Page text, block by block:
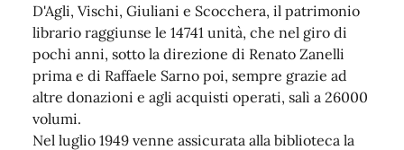
D'Agli, Vischi, Giuliani e Scocchera, il patrimonio
librario raggiunse le 14741 unità, che nel giro di
pochi anni, sotto la direzione di Renato Zanelli
prima e di Raffaele Sarno poi, sempre grazie ad
altre donazioni e agli acquisti operati, salì a 26000
volumi.
Nel luglio 1949 venne assicurata alla biblioteca la